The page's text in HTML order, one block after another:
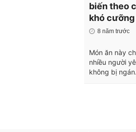
biến theo
khó
8 năm trước
Món ăn này
nhiều người
không bị ngán.